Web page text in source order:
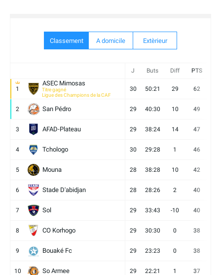
Classement A domicile Extèrieur
J Buts Diff PTS
1
ASEC Mimosas
Titre gagné
Ligue des Champions de la CAF
30 50:21 29 62
2 San Pédro 29 40:30 10 49
3 AFAD-Plateau 29 38:24 14 47
4 Tchologo 30 29:28 1 46
5 Mouna 28 38:28 10 42
6 Stade D'abidjan 28 28:26 2 40
7 Sol 29 33:43 -10 40
8 CO Korhogo 29 30:30 0 38
9 Bouaké Fc 29 23:23 0 38
10 So Armee 29 22:21 1 37